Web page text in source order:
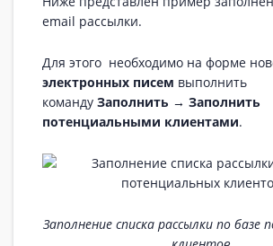
email рассылки.
Для этого необходимо на форме
электронных писем выполнить
команду Заполнить → Заполнить
потенциальными клиентами.
Заполнение списка рассылки по базе